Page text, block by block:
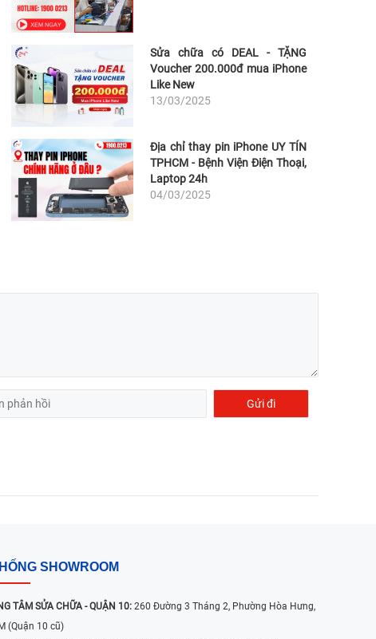
Sửa chữa có DEAL - TẶNG
Voucher 200.000đ mua iPhone
Like New
13/03/2025
Địa chỉ thay pin iPhone UY TÍN
TPHCM - Bệnh Viện Điện Thoại,
Laptop 24h
04/03/2025
SHOWROOM
TÂM SỬA CHỮA - QUẬN 10: 260 Đường 3 Tháng 2, Phường Hòa Hưng,
(Quận 10 cũ)